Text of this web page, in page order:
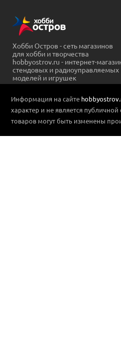
Хобби Остров - сеть магазинов
для хобби и творчества
hobbyostrov.ru - интернет-
стендовых и радиоуправляемых
моделей и игрушек
Информация на сайте
характер и не является
товаров могут быть изменены